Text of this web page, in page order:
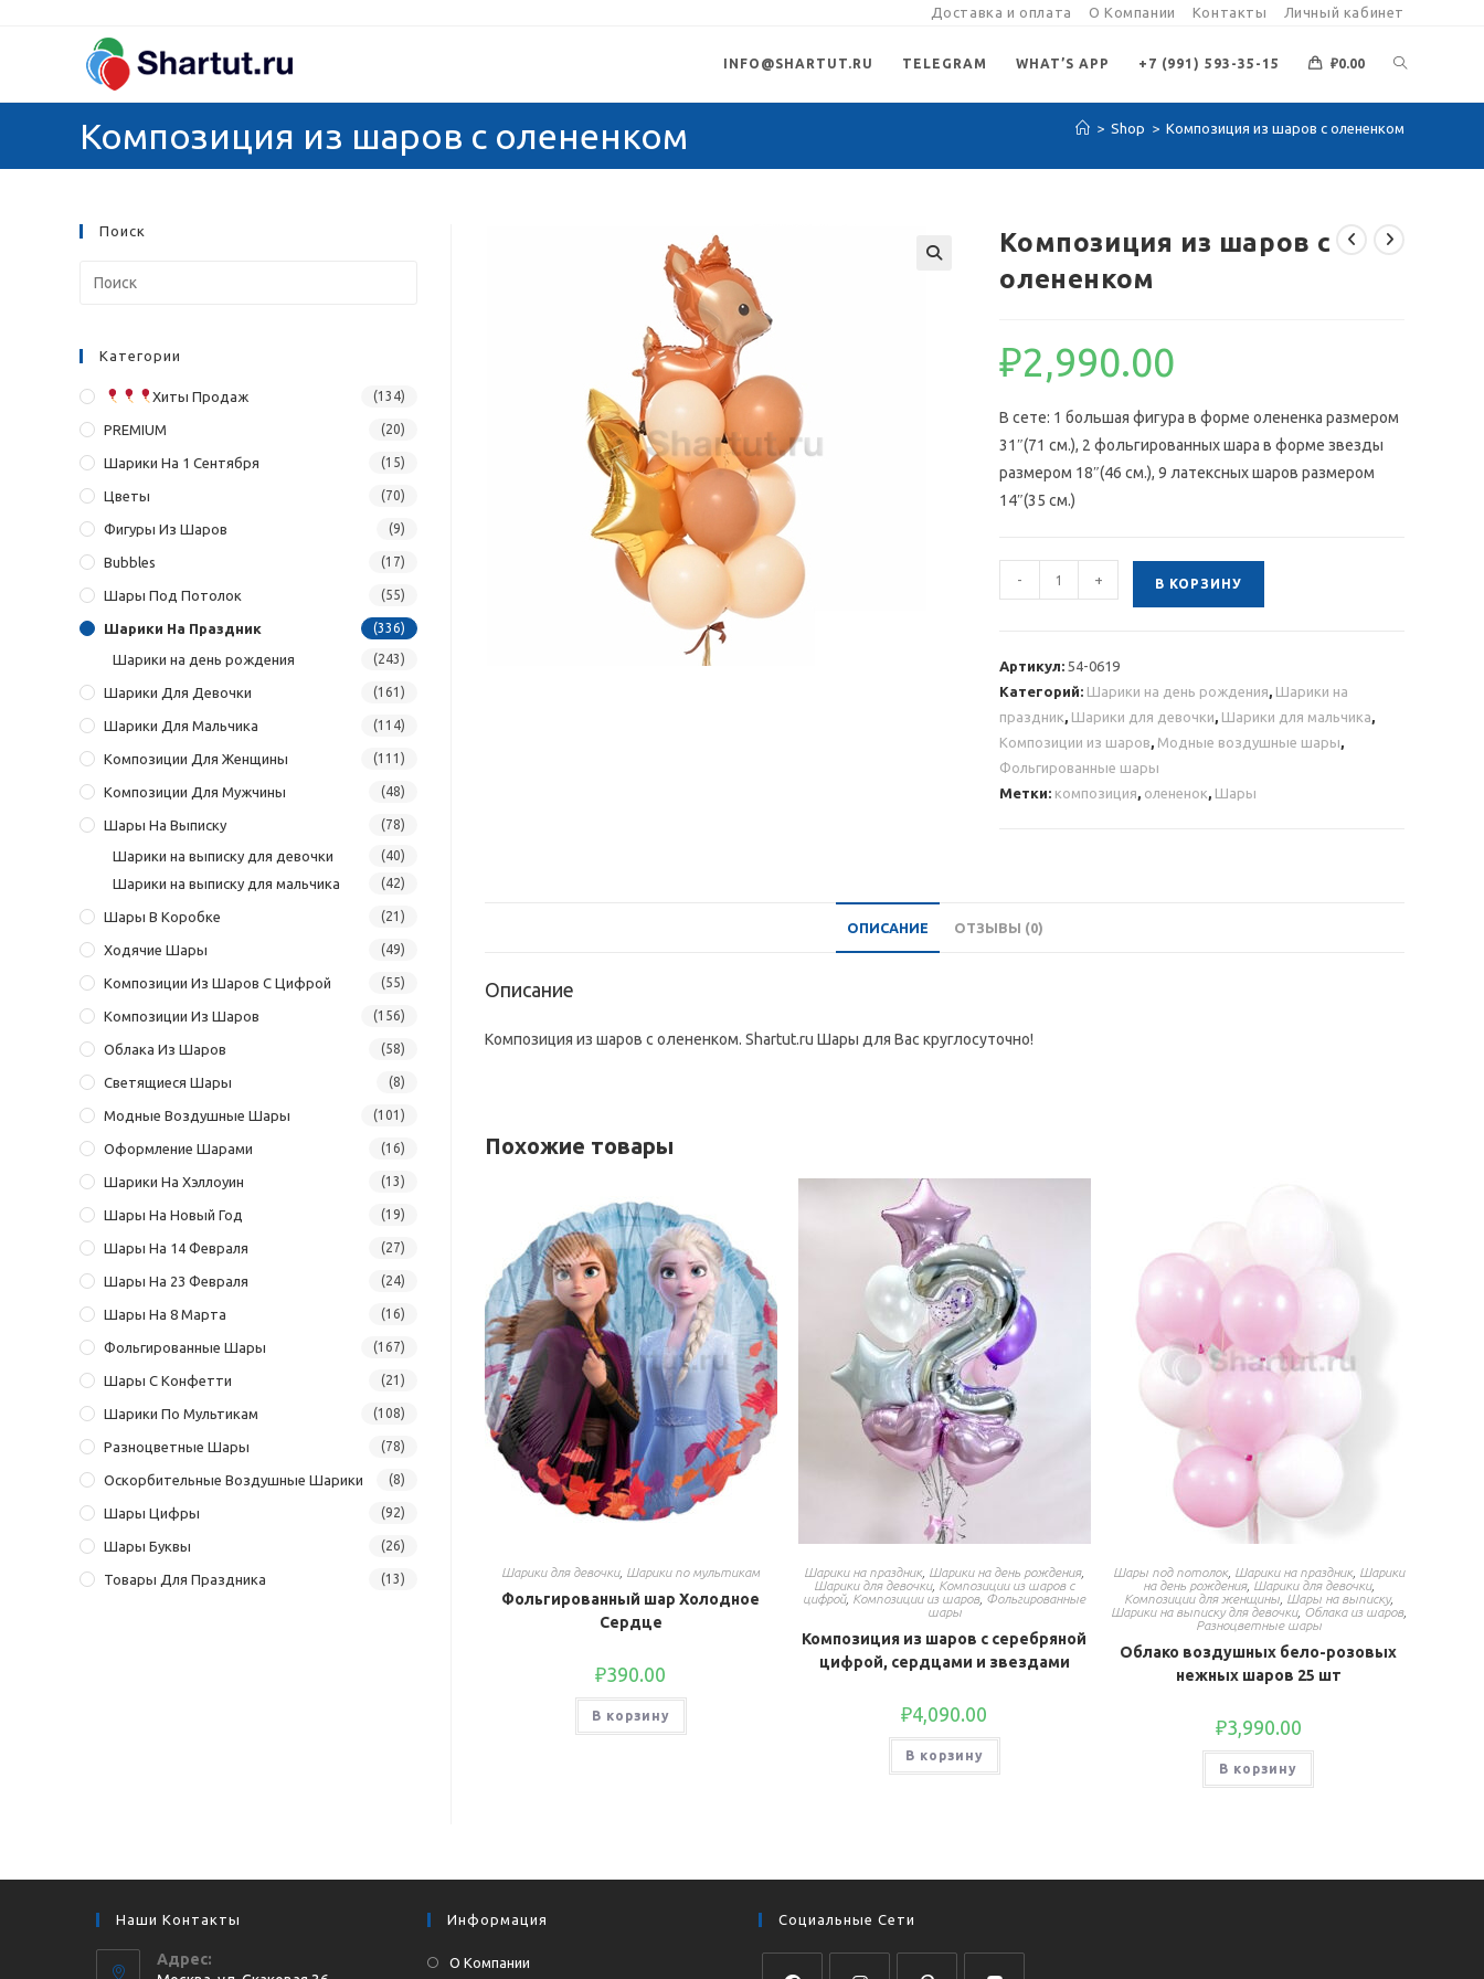
содержимому
Доставка и оплата О Компании Контакты Личный кабинет
INFO@SHARTUT.RU TELEGRAM WHAT’S APP +7 (991) 593-35-15 ₽0.00
ПОИСК
Композиция из шаров с олененком > Shop > Композиция из шаров с олененком
Композиция из шаров с
олененком
₽2,990.00
В сете: 1 большая фигура в форме олененка размером
31″(71 см.), 2 фольгированных шара в форме звезды
размером 18″(46 см.), 9 латексных шаров размером
14″(35 см.)
Количество
товара
олененком
- + В КОРЗИНУ
Артикул:54-0619
Категорий: Шарики на день рождения, Шарики на
праздник, Шарики для девочки, Шарики для мальчика,
Композиции из шаров, Модные воздушные шары,
Фольгированные шары
Метки: композиция, олененок, Шары
ОПИСАНИЕ ОТЗЫВЫ (0)
Описание
Композиция из шаров с олененком. Shartut.ru Шары для Вас круглосуточно!
Похожие товары
Шарики для девочки, Шарики по мультикам
Фольгированный шар Холодное
Сердце
₽390.00
В корзину
Шарики на праздник, Шарики на день рождения,
Шарики для девочки, Композиции из шаров с
цифрой, Композиции из шаров, Фольгированные
шары
Композиция из шаров с серебряной
цифрой, сердцами и звездами
₽4,090.00
В корзину
Шары под потолок, Шарики на праздник, Шарики
на день рождения, Шарики для девочки,
Композиции для женщины, Шары на выписку,
Шарики на выписку для девочки, Облака из шаров,
Разноцветные шары
Облако воздушных бело-розовых
нежных шаров 25 шт
₽3,990.00
В корзину
Поиск
Категории
Хиты Продаж (134)
PREMIUM (20)
Шарики На 1 Сентября (15)
Цветы (70)
Фигуры Из Шаров (9)
Bubbles (17)
Шары Под Потолок (55)
Шарики На Праздник (336)
Шарики на день рождения (243)
Шарики Для Девочки (161)
Шарики Для Мальчика (114)
Композиции Для Женщины (111)
Композиции Для Мужчины (48)
Шары На Выписку (78)
Шарики на выписку для девочки (40)
Шарики на выписку для мальчика (42)
Шары В Коробке (21)
Ходячие Шары (49)
Композиции Из Шаров С Цифрой (55)
Композиции Из Шаров (156)
Облака Из Шаров (58)
Светящиеся Шары (8)
Модные Воздушные Шары (101)
Оформление Шарами (16)
Шарики На Хэллоуин (13)
Шары На Новый Год (19)
Шары На 14 Февраля (27)
Шары На 23 Февраля (24)
Шары На 8 Марта (16)
Фольгированные Шары (167)
Шары С Конфетти (21)
Шарики По Мультикам (108)
Разноцветные Шары (78)
Оскорбительные Воздушные Шарики (8)
Шары Цифры (92)
Шары Буквы (26)
Товары Для Праздника (13)
Наши Контакты
Адрес:
Информация
О Компании
Социальные Сети